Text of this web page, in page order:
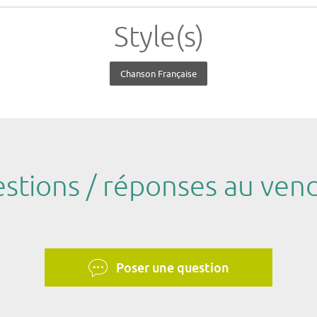
Style(s)
Chanson Française
/ réponses au
Poser une question